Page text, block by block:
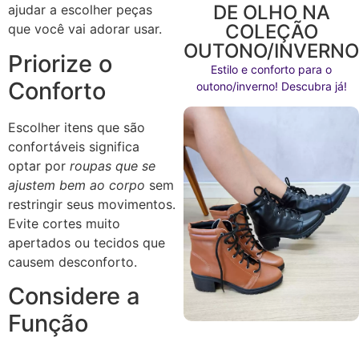
ajudar a escolher peças
que você vai adorar usar.
Priorize o
Conforto
Escolher itens que são
confortáveis significa
optar por roupas que se
ajustem bem ao corpo sem
restringir seus movimentos.
Evite cortes muito
apertados ou tecidos que
causem desconforto.
Considere a
Função
DE OLHO NA
COLEÇÃO
OUTONO/INVERNO
Estilo e conforto para o
outono/inverno! Descubra já!